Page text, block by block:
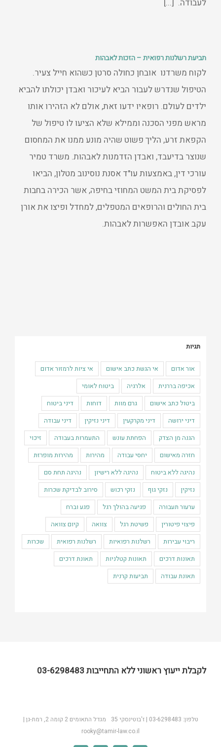
לעבודה. [...]
תביעת רשלנות רפואית – הזכות לאבהות
לקוח משרדנו אובחן כחולה סרטן כשהוא חייל צעיר.
הטיפול שנדרש לעבור הביא לעיכור ואבדן יכולתו להביא
ילדים לעולם. רופאיו ידעו זאת, אולם לא הזהירו אותו
מראש מפני הסכנה וממילא שלא הציעו לו טיפול של
הקפאת זרע, הליך פשוט שהיה מונע ממנו את המחסום
שנוצר בדיעבד, ואבדן הזדמנות לאבהות. משרד טמיר
עורכי דין, באמצעות עו"ד אסנת נוסינוב מטלון, הביאו
לפסיקת בית המשט המחוזי בחיפה, אשר הכירה בחבות
בית החולים והרופאים המטפלים, למחדל ופיצו את אורן
עקב אובדן האפשרות לאבהות.
תגיות
אור אדום אי הגשת כתב אישום
אי ציות לרמזור אדום
אכיפה בררנית
אלרגיה
ביטוח לאומי
ביטול כתב אישום
גרם מוות דוחות
דיני ביטוח
דיני ירושה
דיני מקרקעין דיני נזיקין
דיני עבודה
הגנה מן הצדק
הפחתת עונש התעמרות בעבודה
זיכוי
חזרה מאישום
יחסי עבודה מהירות
מהירות מופרזת
נהיגה ללא ביטוח
נהיגה ללא רישיון
נהיגה תחת סם
נזיקין
נזקי גוף נזקי רכוש
סירוב לבדיקת שכרות
ערעור תעבורה
פגיעה בהולך רגל
פגע וברח
פיצוי פיטורין
פשיטת רגל צוואה
קיום צוואה
ריבוי עבירות
רשלנות רפואיות רשלנות רפואית
שכרות
תאונות דרכים
תאונות קטלניות
תאונת דרכים
תאונת עבודה
תביעות קרנית
לקבלת ייעוץ ראשוני ללא התחייבות 03-6298483
טלפון: 03-6298483 | ז'בוטינסקי 35 מגדל התאומים 2 קומה 2, רמת-גן |
rooky@tamir-law.co.il